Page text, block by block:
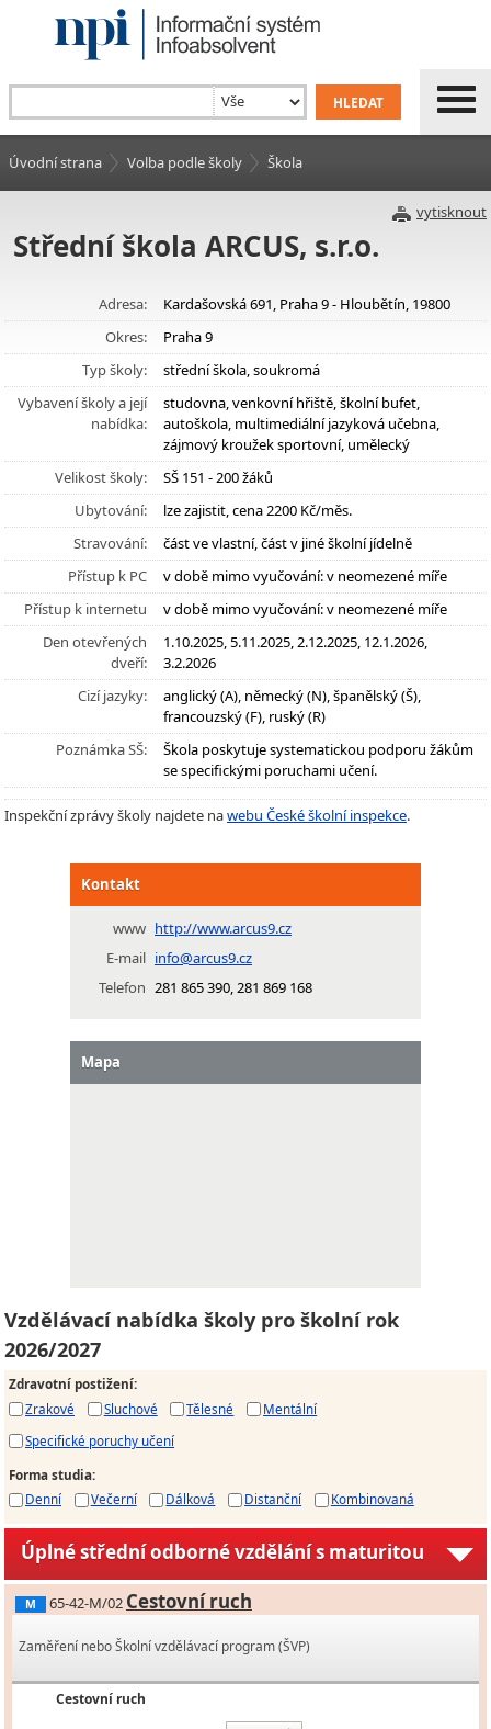
Úvodní strana Volba podle školy Škola
vytisknout
Střední škola ARCUS, s.r.o.
Adresa:
Kardašovská 691, Praha 9 - Hloubětín, 19800
Okres:
Praha 9
Typ školy:
střední škola, soukromá
Vybavení školy a její
nabídka:
studovna, venkovní hřiště, školní bufet,
autoškola, multimediální jazyková učebna,
zájmový kroužek sportovní, umělecký
Velikost školy:
SŠ 151 - 200 žáků
Ubytování:
lze zajistit, cena 2200 Kč/měs.
Stravování:
část ve vlastní, část v jiné školní jídelně
Přístup k PC
v době mimo vyučování: v neomezené míře
Přístup k internetu
v době mimo vyučování: v neomezené míře
Den otevřených
dveří:
1.10.2025, 5.11.2025, 2.12.2025, 12.1.2026,
3.2.2026
Cizí jazyky:
anglický (A), německý (N), španělský (Š),
francouzský (F), ruský (R)
Poznámka SŠ:
Škola poskytuje systematickou podporu žákům
se specifickými poruchami učení.
Inspekční zprávy školy najdete nawebu České školní inspekce.
Kontakt
www http://www.arcus9.cz
E-mail info@arcus9.cz
Telefon 281 865 390, 281 869 168
Mapa
Vzdělávací nabídka školy pro školní rok
2026/2027
Zdravotní postižení:
Zrakové
Sluchové Tělesné
Mentální
Specifické poruchy učení
Forma studia:
Denní
Večerní Dálková Distanční Kombinovaná
Úplné střední odborné vzdělání s maturitou
M 65-42-M/02 Cestovní ruch
Zaměření nebo Školní vzdělávací program (ŠVP)
Cestovní ruch